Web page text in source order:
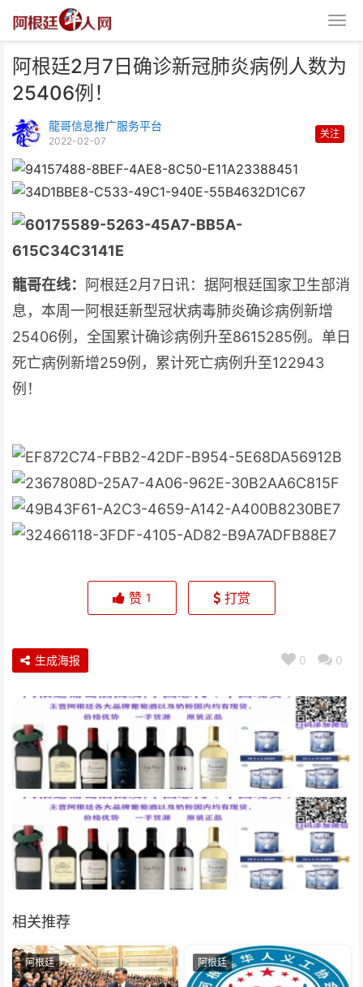
阿根廷2月7日确诊新冠肺炎病例人数为
25406例！
龍哥信息推广服务平台
2022-02-07
关注
龍哥在线：
阿根廷2月7日讯：据阿根廷国家卫生部消
息，本周一阿根廷新型冠状病毒肺炎确诊病例新增
25406例，全国累计确诊病例升至8615285例。单日
死亡病例新增259例，累计死亡病例升至122943
例！
阿根廷2月7日确诊新冠肺炎病例
人数为25406例！
赞 1 打赏
0 0
生成海报
相关推荐
阿根廷 阿根廷